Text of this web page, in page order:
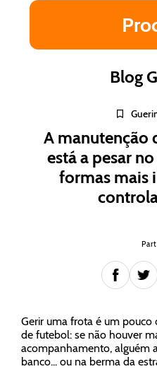
Blog
A manutenção
está a pesar
formas mais
Gerir uma frota é um pouco
de futebol: se não houver
acompanhamento, alguém
banco... ou na berma da